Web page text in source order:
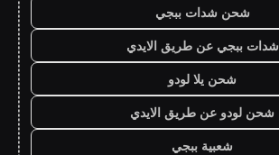
شحن شدات ببجي
شدات ببجي عن طريق الايدي
شحن يلا لودو
شحن لودو عن طريق الايدي
شعبية ببجي